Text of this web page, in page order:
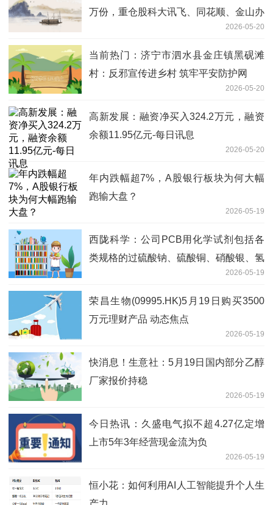
万份，重仓股科大讯飞、同花顺、金山办
2026-05-20
当前热门：济宁市泗水县金庄镇黑砚滩
村：反邪宣传进乡村 筑牢平安防护网
2026-05-20
高新发展：融资净买入324.2万元，融资
余额11.95亿元-每日讯息
2026-05-20
年内跌幅超7%，A股银行板块为何大幅
跑输大盘？
2026-05-19
西陇科学：公司PCB用化学试剂包括各
类规格的过硫酸钠、硫酸铜、硝酸银、氢
2026-05-19
荣昌生物(09995.HK)5月19日购买3500
万元理财产品 动态焦点
2026-05-19
快消息！生意社：5月19日国内部分乙醇
厂家报价持稳
2026-05-19
今日热讯：久盛电气拟不超4.27亿定增
上市5年3年经营现金流为负
2026-05-19
恒小花：如何利用AI人工智能提升个人生